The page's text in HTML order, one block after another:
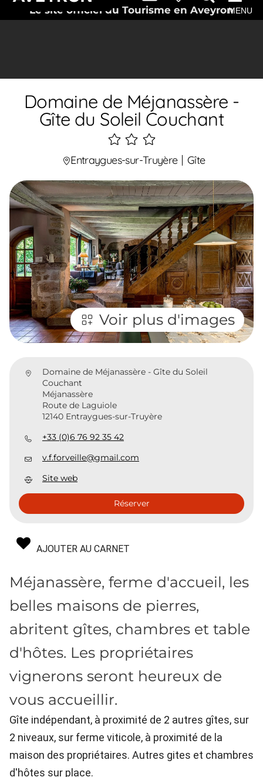
Le site officiel du Tourisme en AveyronMENU
Domaine de Méjanassère -
Gîte du Soleil Couchant
3
étoiles
Entraygues-sur-Truyère Gîte
Voir plus d'images
Domaine de Méjanassère - Gîte du Soleil
Couchant
Méjanassère
Route de Laguiole
12140 Entraygues-sur-Truyère
+33 (0)6 76 92 35 42
v.f.forveille@gmail.com
Site web
Réserver
AJOUTER AU CARNET
Méjanassère, ferme d'accueil, les
belles maisons de pierres,
abritent gîtes, chambres et table
d'hôtes. Les propriétaires
vignerons seront heureux de
vous accueillir.
Gîte indépendant, à proximité de 2 autres gîtes, sur
2 niveaux, sur ferme viticole, à proximité de la
maison des propriétaires. Autres gites et chambres
d'hôtes sur place.